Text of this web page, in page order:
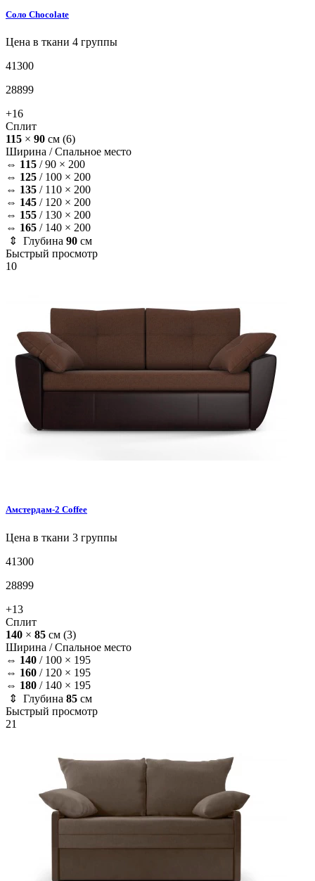
Соло Chocolate
Цена в ткани 4 группы
41300
28899
+16
Сплит
115 × 90 см (6)
Ширина /Спальное место
⇔ 115 /90 × 200
⇔ 125 / 100 × 200
⇔ 135 / 110 × 200
⇔ 145 / 120 × 200
⇔ 155 / 130 × 200
⇔ 165 / 140 × 200
⇕ Глубина 90 см
Быстрый просмотр
10
Амстердам-2 Coffee
Цена в ткани 3 группы
41300
28899
+13
Сплит
140 × 85 см (3)
Ширина /Спальное место
⇔ 140 / 100 × 195
⇔ 160 / 120 × 195
⇔ 180 / 140 × 195
⇕ Глубина 85 см
Быстрый просмотр
21